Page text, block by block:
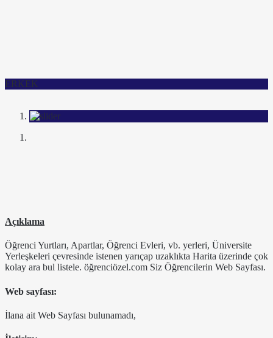
ERKEK
Açıklama
Öğrenci Yurtları, Apartlar, Öğrenci Evleri, vb. yerleri, Üniversite
Yerleşkeleri çevresinde istenen yarıçap uzaklıkta Harita üzerinde çok
kolay ara bul listele. öğrenciözel.com Siz Öğrencilerin Web Sayfası.
Web sayfası:
İlana ait Web Sayfası bulunamadı,